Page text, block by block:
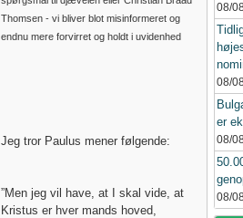
Thomsen - vi bliver blot misinformeret og
endnu mere forvirret og holdt i uvidenhed
Jeg tror Paulus mener følgende:
”Men jeg vil have, at I skal vide, at
Kristus er hver mands hoved,
08/
08/
er
08/
08/